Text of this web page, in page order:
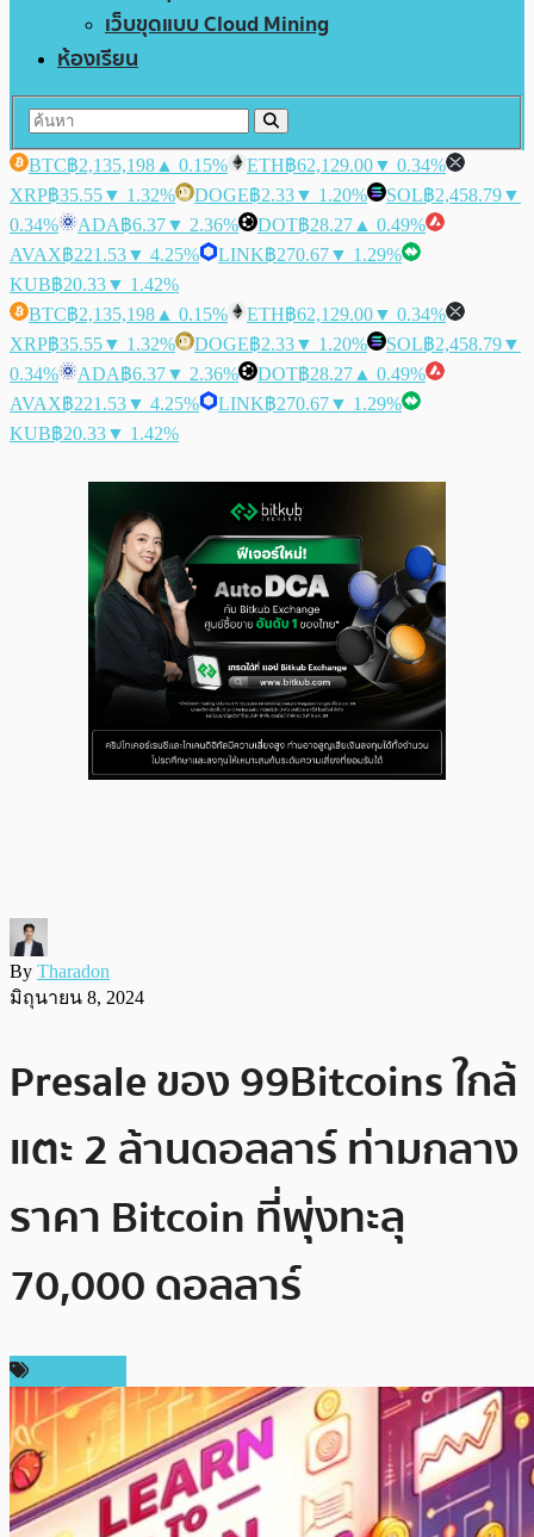
เว็บขุดแบบ Cloud Mining
ห้องเรียน
BTC฿2,135,198 ▲ 0.15% ETH฿62,129.00▼ 0.34%
XRP฿35.55▼ 1.32% DOGE฿2.33▼ 1.20% SOL฿2,458.79▼
0.34%
ADA฿6.37▼ 2.36% DOT฿28.27 ▲ 0.49%
AVAX฿221.53▼ 4.25% LINK฿270.67▼ 1.29%
KUB฿20.33▼ 1.42%
BTC฿2,135,198 ▲ 0.15% ETH฿62,129.00▼ 0.34%
XRP฿35.55▼ 1.32% DOGE฿2.33▼ 1.20% SOL฿2,458.79▼
0.34%
ADA฿6.37▼ 2.36% DOT฿28.27 ▲ 0.49%
AVAX฿221.53▼ 4.25% LINK฿270.67▼ 1.29%
KUB฿20.33▼ 1.42%
By Tharadon
มิถุนายน 8, 2024
Presale ของ 99Bitcoins ใกล้
แตะ 2 ล้านดอลลาร์ ท่ามกลาง
ราคา Bitcoin ที่พุ่งทะลุ
70,000 ดอลลาร์